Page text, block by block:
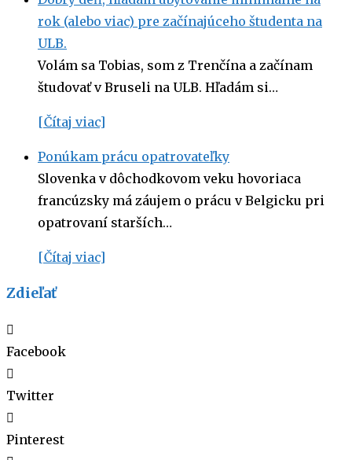
rok (alebo viac) pre začínajúceho študenta na
ULB.
Volám sa Tobias, som z Trenčína a začínam
študovať v Bruseli na ULB. Hľadám si…
[Čítaj viac]
Ponúkam prácu opatrovateľky
Slovenka v dôchodkovom veku hovoriaca
francúzsky má záujem o prácu v Belgicku pri
opatrovaní starších…
[Čítaj viac]
Zdieľať
Facebook
Twitter
Pinterest